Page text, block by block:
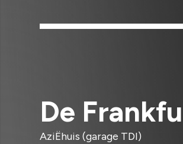
De
AziËhuis (garage TDI)